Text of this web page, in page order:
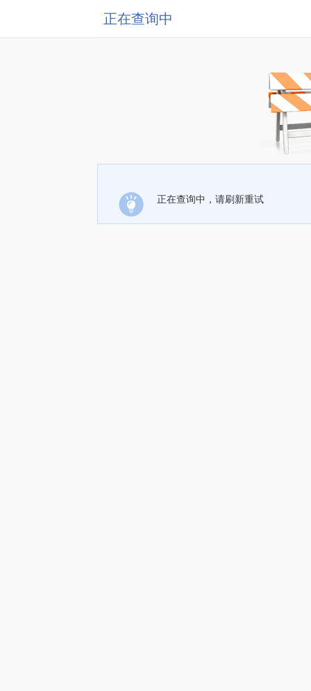
正在查询中
正在查询中，请刷新重试